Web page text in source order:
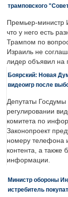
трамповского
Премьер-министр
что у него есть
Трампом по
Израиль не
лидер объявил на
Боярский: Новая
видеоигр после
Депутаты Госдумы
регулировании
комитета по
Законопроект
номеру телефона
контента, а также
информации.
Министр обороны
истребитель